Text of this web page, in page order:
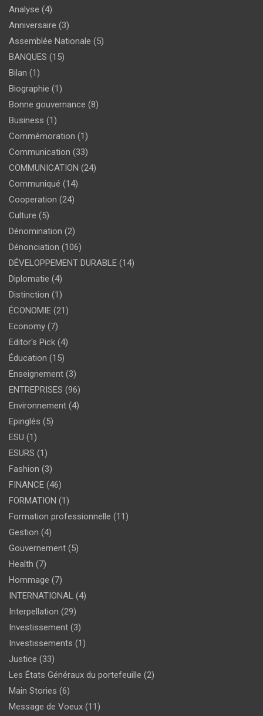
Analyse (4)
Anniversaire (3)
Assemblée Nationale (5)
BANQUES (15)
Bilan (1)
Biographie (1)
Bonne gouvernance (8)
Business (1)
Commémoration (1)
Communication (33)
COMMUNICATION (24)
Communiqué (14)
Cooperation (24)
Culture (5)
Dénomination (2)
Dénonciation (106)
DÉVELOPPEMENT DURABLE (14)
Diplomatie (4)
Distinction (1)
ÉCONOMIE (21)
Economy (7)
Editor's Pick (4)
Éducation (15)
Enseignement (3)
ENTREPRISES (96)
Environnement (4)
Epinglés (5)
ESU (1)
ESURS (1)
Fashion (3)
FINANCE (46)
FORMATION (1)
Formation professionnelle (11)
Gestion (4)
Gouvernement (5)
Health (7)
Hommage (7)
INTERNATIONAL (4)
Interpellation (29)
Investissement (3)
Investissements (1)
Justice (33)
Les États Généraux du portefeuille (2)
Main Stories (6)
Message de Voeux (11)